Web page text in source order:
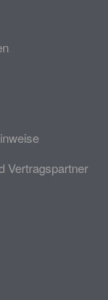
Vertragspartner